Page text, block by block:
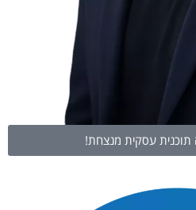
תוכנית עסקית מנצחת!